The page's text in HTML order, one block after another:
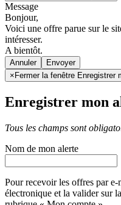
Message
Bonjour,
Voici une offre parue sur le
intéresser.
A bientôt.
Annuler
× Fermer la fenêtre Enregistrer
Enregistrer mon
Tous les champs sont
Nom de mon alerte
Pour recevoir les offres par
électronique et la valider sur